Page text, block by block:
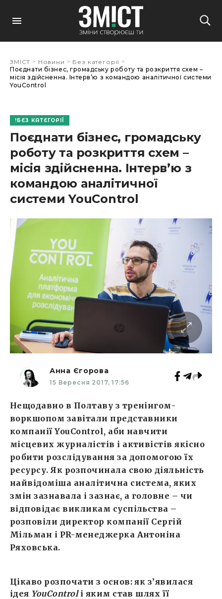
ЗМІСТ > Новини > Без категорії >
Поєднати бізнес, громадську роботу та розкриття схем –
місія здійсненна. Інтерв’ю з командою аналітичної системи
YouControl
БЕЗ КАТЕГОРІЇ
Поєднати бізнес, громадську
роботу та розкриття схем –
місія здійсненна. Інтерв’ю з
командою аналітичної
системи YouControl
Анна Єгорова
15 Вересня 2017, 17:56
Нещодавно в Полтаву з тренінгом-
воркшопом завітали представники
компанії YouControl, аби навчити
місцевих журналістів і активістів якісно
робити розслідування за допомогою їх
ресурсу. Як розпочинала свою діяльність
найвідоміша аналітична система, яких
змін зазнавала і зазнає, а головне – чи
відповідає викликам суспільства –
розповіли директор компанії Сергій
Мільман і PR-менеджерка Антоніна
Ряховська.
Цікаво розпочати з основ: як з’явилася
ідея YouControlі яким став шлях її